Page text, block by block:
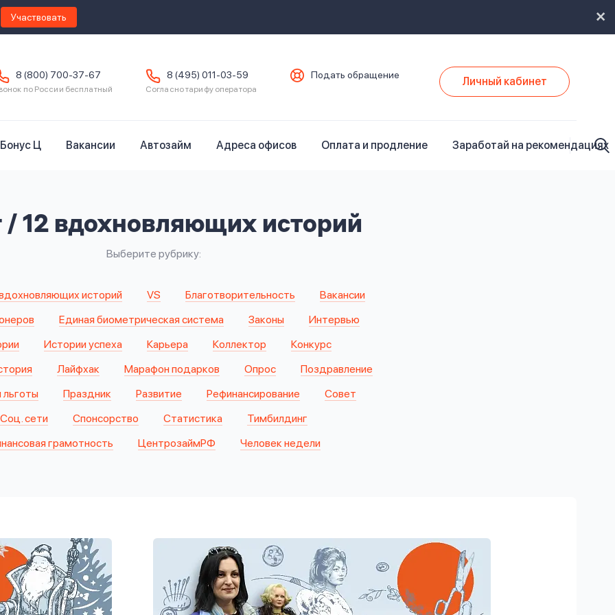
Участвовать
8 (800) 700-37-67
по России бесплатный
8 (495) 011-03-59
Согласно тарифу оператора
Подать обращение Личный кабинет
Бонус Ц Вакансии Автозайм Адреса офисов Оплата и продление Заработай на рекомендациях
/ 12 вдохновляющих историй
Выберите рубрику
историй VS Благотворительность
Вакансии
Единая биометрическая система Законы
Интервью
Истории успеха Карьера Коллектор
Конкурс
Лайфхак Марафон подарков Опрос
Поздравление
льготы
Праздник Развитие Рефинансирование
Совет
Соц. сети
Спонсорство Статистика
Тимбилдинг
грамотность
ЦентрозаймРФ Человек недели